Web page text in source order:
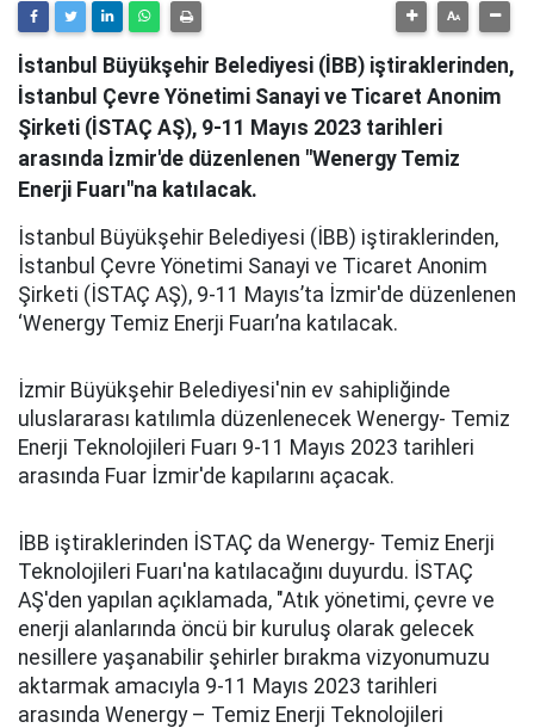
İstanbul Büyükşehir Belediyesi (İBB) iştiraklerinden,
İstanbul Çevre Yönetimi Sanayi ve Ticaret Anonim
Şirketi (İSTAÇ AŞ), 9-11 Mayıs 2023 tarihleri
arasında İzmir'de düzenlenen "Wenergy Temiz
Enerji Fuarı"na katılacak.
İstanbul Büyükşehir Belediyesi (İBB) iştiraklerinden,
İstanbul Çevre Yönetimi Sanayi ve Ticaret Anonim
Şirketi (İSTAÇ AŞ), 9-11 Mayıs’ta İzmir'de düzenlenen
‘Wenergy Temiz Enerji Fuarı’na katılacak.
İzmir Büyükşehir Belediyesi'nin ev sahipliğinde
uluslararası katılımla düzenlenecek Wenergy- Temiz
Enerji Teknolojileri Fuarı 9-11 Mayıs 2023 tarihleri
arasında Fuar İzmir'de kapılarını açacak.
İBB iştiraklerinden İSTAÇ da Wenergy- Temiz Enerji
Teknolojileri Fuarı'na katılacağını duyurdu. İSTAÇ
AŞ'den yapılan açıklamada, "Atık yönetimi, çevre ve
enerji alanlarında öncü bir kuruluş olarak gelecek
nesillere yaşanabilir şehirler bırakma vizyonumuzu
aktarmak amacıyla 9-11 Mayıs 2023 tarihleri
arasında Wenergy – Temiz Enerji Teknolojileri